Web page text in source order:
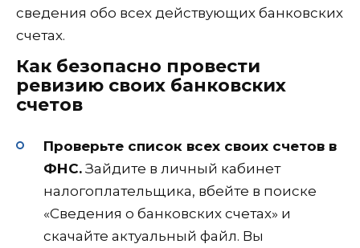
сведения обо всех действующих банковских
счетах.
Как безопасно провести
ревизию своих банковских
счетов
Проверьте список всех своих счетов в
ФНС. Зайдите в личный кабинет
налогоплательщика, вбейте в поиске
«Сведения о банковских счетах» и
скачайте актуальный файл. Вы